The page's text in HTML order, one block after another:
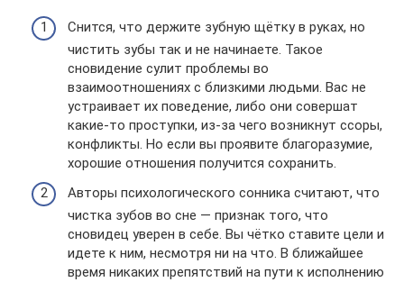
Снится, что держите зубную щётку в руках, но
чистить зубы так и не начинаете. Такое
сновидение сулит проблемы во
взаимоотношениях с близкими людьми. Вас не
устраивает их поведение, либо они совершат
какие-то проступки, из-за чего возникнут ссоры,
конфликты. Но если вы проявите благоразумие,
хорошие отношения получится сохранить.
Авторы психологического сонника считают, что
чистка зубов во сне — признак того, что
сновидец уверен в себе. Вы чётко ставите цели и
идете к ним, несмотря ни на что. В ближайшее
время никаких препятствий на пути к исполнению